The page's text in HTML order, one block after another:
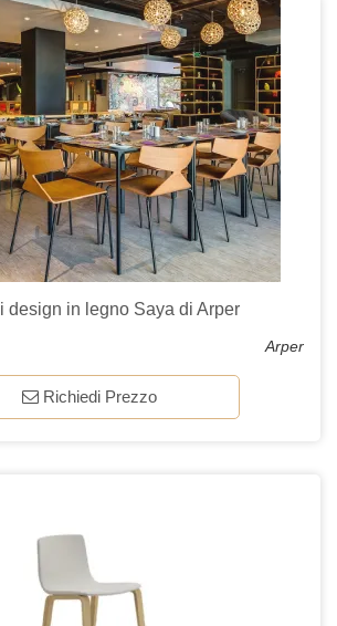
design in legno Saya di Arper
Arper
Richiedi Prezzo